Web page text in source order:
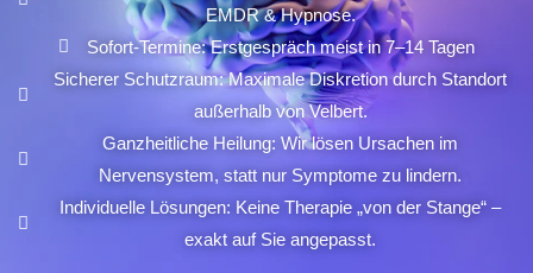
EMDR & Hypnose.
Sofort-Termine: Erstgespräch meist in 7–14 Tagen
Sicherer Schutzraum: Maximale Diskretion durch Standort
außerhalb von Velbert.
Ganzheitliche Heilung: Wir lösen Ursachen im
Nervensystem, statt nur Symptome zu lindern.
Individuelle Lösungen: Keine Therapie „von der Stange“ –
exakt auf Sie angepasst.